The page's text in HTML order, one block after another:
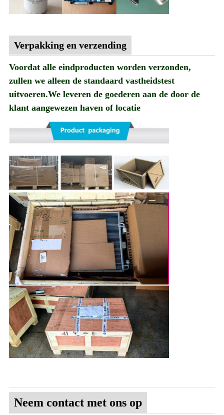
Verpakking en verzending
Voordat alle eindproducten worden verzonden,
zullen we alleen de standaard vastheidstest
uitvoeren.We leveren de goederen aan de door de
klant aangewezen haven of locatie
Neem contact met ons op